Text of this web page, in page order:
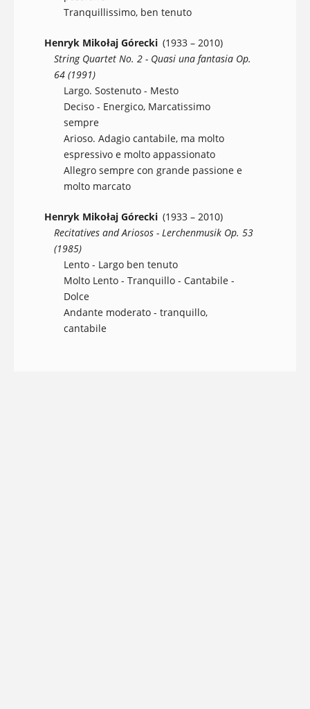
Tranquillissimo, ben tenuto
Henryk Mikołaj Górecki (1933 – 2010)
String Quartet No. 2 - Quasi una fantasia Op.
64 (1991)
Largo. Sostenuto - Mesto
Deciso - Energico, Marcatissimo
sempre
Arioso. Adagio cantabile, ma molto
espressivo e molto appassionato
Allegro sempre con grande passione e
molto marcato
Henryk Mikołaj Górecki (1933 – 2010)
Recitatives and Ariosos - Lerchenmusik Op. 53
(1985)
Lento - Largo ben tenuto
Molto Lento - Tranquillo - Cantabile -
Dolce
Andante moderato - tranquillo,
cantabile